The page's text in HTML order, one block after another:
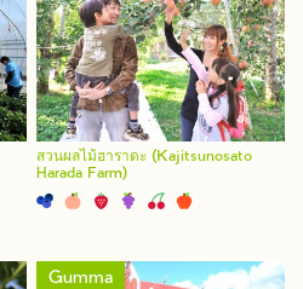
สวนผลไม้ฮาราดะ (Kajitsunosato
Harada Farm)
Gumma